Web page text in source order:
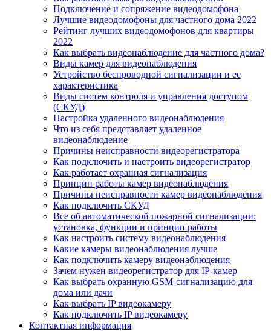
Подключение и сопряжение видеодомофона
Лучшие видеодомофоны для частного дома 2022
Рейтинг лучших видеодомофонов для квартиры
2022
Как выбрать видеонаблюдение для частного дома?
Виды камер для видеонаблюдения
Устройство беспроводной сигнализации и ее
характеристика
Виды систем контроля и управления доступом
(СКУД)
Настройка удаленного видеонаблюдения
Что из себя представляет удаленное
видеонаблюдение
Причины неисправности видеорегистратора
Как подключить и настроить видеорегистратор
Как работает охранная сигнализация
Принцип работы камер видеонаблюдения
Причины неисправности камер видеонаблюдения
Как подключить СКУД
Все об автоматической пожарной сигнализации:
установка, функции и принцип работы
Как настроить систему видеонаблюдения
Какие камеры видеонаблюдения лучше
Как подключить камеру видеонаблюдения
Зачем нужен видеорегистратор для IP-камер
Как выбрать охранную GSM-сигнализацию для
дома или дачи
Как выбрать IP видеокамеру
Как подключить IP видеокамеру
Контактная информация